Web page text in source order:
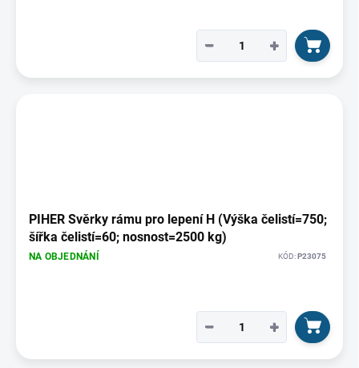
+
−
PIHER Svěrky rámu pro lepení H (Výška čelistí=750;
šířka čelistí=60; nosnost=2500 kg)
NA OBJEDNÁNÍ KÓD:P23075
+
−